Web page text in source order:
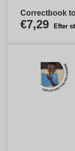
Correctbook
€7,29 Efter